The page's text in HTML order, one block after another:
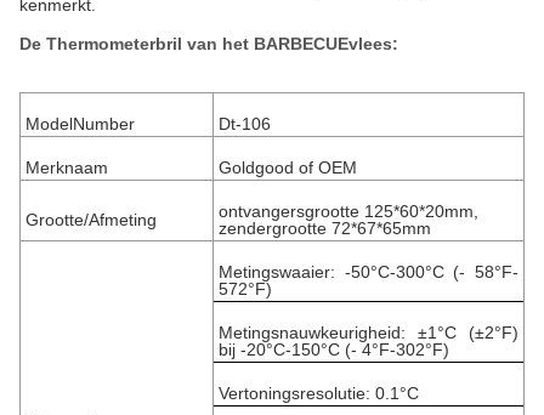
kenmerkt.
De Thermometerbril van het BARBECUEvlees:
ModelNumber Dt-106
Merknaam Goldgood of OEM
Grootte/Afmeting
ontvangersgrootte 125*60*20mm,
zendergrootte 72*67*65mm
Metingswaaier: -50°C-300°C (- 58°F-
572°F)
Metingsnauwkeurigheid: ±1°C (±2°F)
bij -20°C-150°C (- 4°F-302°F)
Vertoningsresolutie: 0.1°C